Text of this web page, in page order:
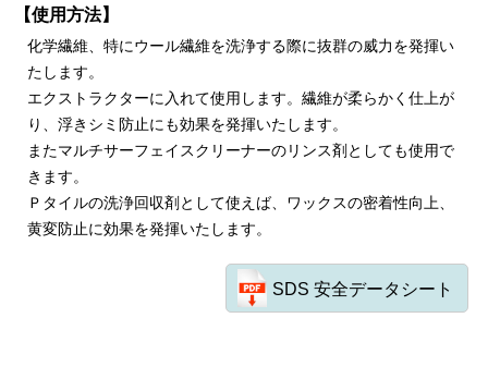
【使用方法】
化学繊維、特にウール繊維を洗浄する際に抜群の威力を発揮い
たします。
エクストラクターに入れて使用します。繊維が柔らかく仕上が
り、浮きシミ防止にも効果を発揮いたします。
またマルチサーフェイスクリーナーのリンス剤としても使用で
きます。
Ｐタイルの洗浄回収剤として使えば、ワックスの密着性向上、
黄変防止に効果を発揮いたします。
SDS 安全データシート